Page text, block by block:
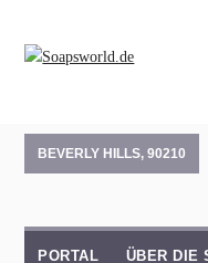
BEVERLY HILLS, 90210
PORTAL ÜBER DIE